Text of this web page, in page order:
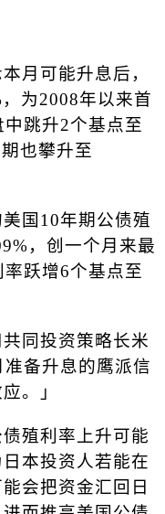
月可能升息后，
，为2008年以来首
跳升2个基点至
也攀升至
国 10年期公债殖
，创一个月来最
跃增6个基点至
同投资策略长米
准备升息的鹰派信
。」
殖利率上升可能
本投资人若能在
会把资金汇回日